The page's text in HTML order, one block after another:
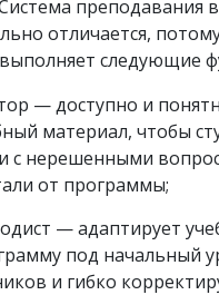
преподавания
отличается,
следующие
— доступно и
материал, чтобы
с нерешенными
от программы;
— адаптирует
под начальный
и гибко